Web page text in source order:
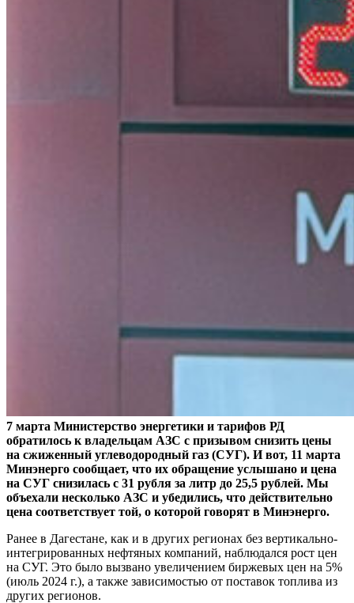
7 марта Министерство энергетики и тарифов РД
обратилось к владельцам АЗС с призывом снизить цены
на сжиженный углеводородный газ (СУГ). И вот, 11 марта
Минэнерго сообщает, что их обращение услышано и цена
на СУГ снизилась с 31 рубля за литр до 25,5 рублей. Мы
объехали несколько АЗС и убедились, что действительно
цена соответствует той, о которой говорят в Минэнерго.
Ранее в Дагестане, как и в других регионах без вертикально-
интегрированных нефтяных компаний, наблюдался рост цен
на СУГ. Это было вызвано увеличением биржевых цен на 5%
(июль 2024 г.), а также зависимостью от поставок топлива из
других регионов.